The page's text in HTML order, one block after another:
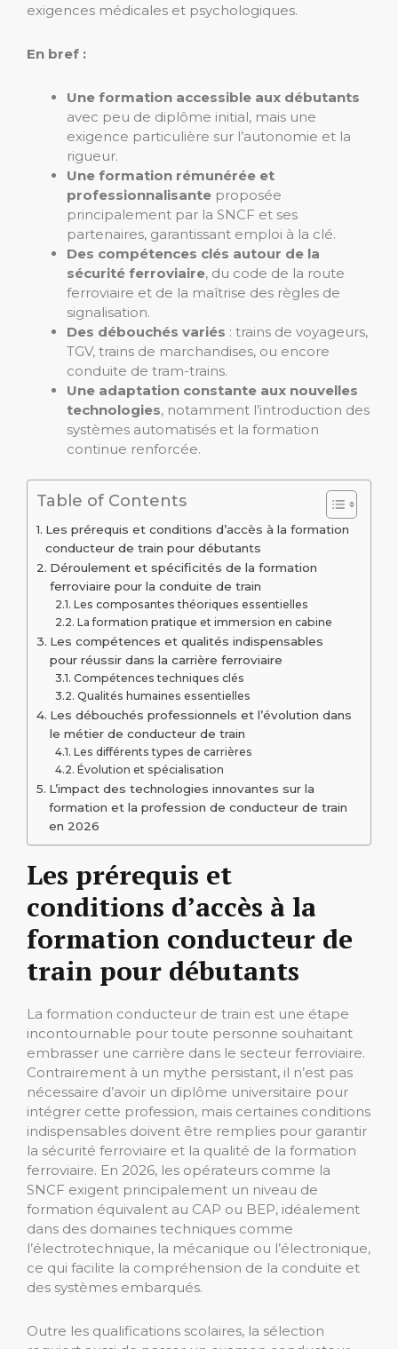
exigences médicales et psychologiques.
En bref :
Une formation accessible aux débutants
avec peu de diplôme initial, mais une
exigence particulière sur l’autonomie et la
rigueur.
Une formation rémunérée et
professionnalisante proposée
principalement par la SNCF et ses
partenaires, garantissant emploi à la clé.
Des compétences clés autour de la
sécurité ferroviaire, du code de la route
ferroviaire et de la maîtrise des règles de
signalisation.
Des débouchés variés : trains de voyageurs,
TGV, trains de marchandises, ou encore
conduite de tram-trains.
Une adaptation constante aux nouvelles
technologies, notamment l’introduction des
systèmes automatisés et la formation
continue renforcée.
Table of Contents
Les prérequis et conditions d’accès à la formation
conducteur de train pour débutants
Déroulement et spécificités de la formation
ferroviaire pour la conduite de train
Les composantes théoriques essentielles
La formation pratique et immersion en cabine
Les compétences et qualités indispensables
pour réussir dans la carrière ferroviaire
Compétences techniques clés
Qualités humaines essentielles
Les débouchés professionnels et l’évolution dans
le métier de conducteur de train
Les différents types de carrières
Évolution et spécialisation
L’impact des technologies innovantes sur la
formation et la profession de conducteur de train
en 2026
Les prérequis et
conditions d’accès à la
formation conducteur de
train pour débutants
La formation conducteur de train est une étape
incontournable pour toute personne souhaitant
embrasser une carrière dans le secteur ferroviaire.
Contrairement à un mythe persistant, il n’est pas
nécessaire d’avoir un diplôme universitaire pour
intégrer cette profession, mais certaines conditions
indispensables doivent être remplies pour garantir
la sécurité ferroviaire et la qualité de la formation
ferroviaire. En 2026, les opérateurs comme la
SNCF exigent principalement un niveau de
formation équivalent au CAP ou BEP, idéalement
dans des domaines techniques comme
l’électrotechnique, la mécanique ou l’électronique,
ce qui facilite la compréhension de la conduite et
des systèmes embarqués.
Outre les qualifications scolaires, la sélection